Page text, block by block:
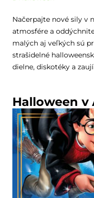
Načerpajte nové sily v
atmosfére a
malých aj veľkých sú
strašidelné
dielne, diskotéky a
Halloween v